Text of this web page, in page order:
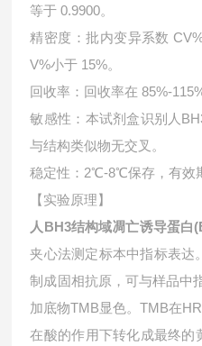
等于 0.9900。
精密度：批内变异系数
V%小于 15%。
回收率：回收率在 85%-
敏感性：本试剂盒识别人
与结构类似物无交叉。
稳定性：2℃-8℃保存，有效
【实验原理】
人BH3结构域凋亡诱导蛋白
夹心法测定标本中指标表达
制成固相抗原，可与样品中
加底物TMB显色。TMB在
在酸的作用下转化成最终的